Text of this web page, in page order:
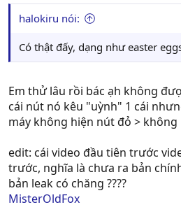
halokiru nói:
Có thật đấy, dạng như easter
Em thử lâu rồi bác ạh không
cái nút nó kêu "uỳnh" 1 cái
máy không hiện nút đỏ > không
edit: cái video đầu tiên trước
trước, nghĩa là chưa ra bản
bản leak có chăng ????
MisterOldFox